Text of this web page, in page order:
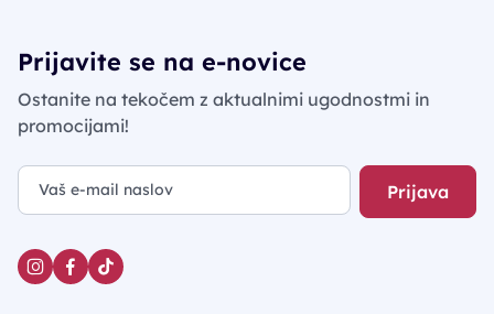
Prijavite se na e-novice
Ostanite na tekočem z aktualnimi ugodnostmi in
promocijami!
Prijava